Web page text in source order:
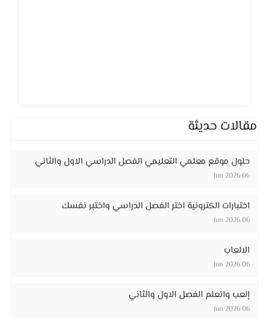
مقالات حديثة
حلول موقع معلمي التعليمي الفصل الدراسي الاول والثاني
06 Jun 2026
اختبارات الكترونية اختر الفصل الدراسي واختبر نفسك
06 Jun 2026
الالعاب
06 Jun 2026
إلعب واتعلم الفصل الاول والثاني
06 Jun 2026